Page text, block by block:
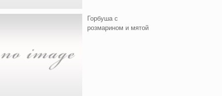
Горбуша с
розмарином и мятой